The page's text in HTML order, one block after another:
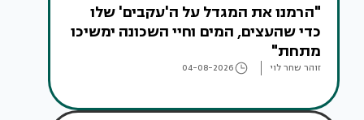
"הרמנו את המגדל על ה'עקבים' שלו
כדי שהעצים, המים וחיי השכונה ימשיכו
מתחת"
זוהר שחר לוי 04-08-2026